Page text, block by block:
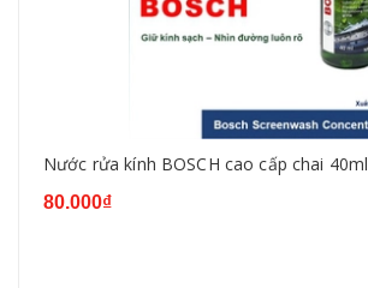
Nước rửa kính BOSCH cao cấp chai 40ml
80.000₫